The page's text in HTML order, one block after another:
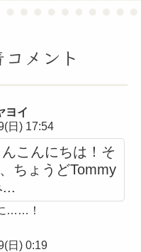
メント
ヨイ
日) 17:54
こんにちは！そ
ちょうどTommy
……！
日) 0:19